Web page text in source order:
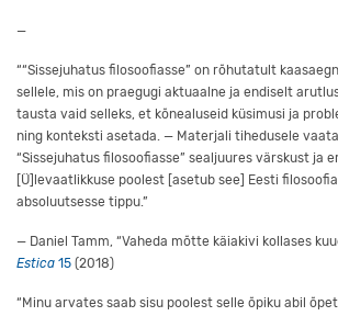
—
““Sissejuhatus filosoofiasse” on rõhutatult
sellele, mis on praegugi aktuaalne ja endiselt
tausta vaid selleks, et kõnealuseid küsimusi ja
ning konteksti asetada. — Materjali tihedusele
“Sissejuhatus filosoofiasse” sealjuures värskust ja
[Ü]levaatlikkuse poolest [asetub see] Eesti
absoluutsesse tippu.”
— Daniel Tamm, “Vaheda mõtte käiakivi kollases
Estica 15 (2018)
“Minu arvates saab sisu poolest selle õpiku abil